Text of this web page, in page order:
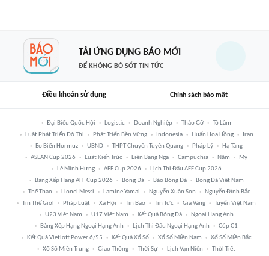
TẢI ỨNG DỤNG BÁO MỚI
ĐỂ KHÔNG BỎ SÓT TIN TỨC
Điều khoản sử dụng Chính sách bảo mật
Đại Biểu Quốc Hội Logistic Doanh Nghiệp Tháo Gỡ
Tô Lâm
Luật Phát Triển Đô Thị
Phát Triển Bền Vững Indonesia Huấn Hoa Hồng
Iran
Eo Biển Hormuz
UBND THPT Chuyên Tuyên Quang Pháp Lý
Hạ Tầng
ASEAN Cup 2026
Luật Kiến Trúc Liên Bang Nga Campuchia Năm
Mỹ
Lê Minh Hưng
AFF Cup 2026
Lịch Thi Đấu AFF Cup 2026
Bảng Xếp Hạng AFF Cup 2026
Bóng Đá Báo Bóng Đá
Bóng Đá Việt Nam
Thể Thao
Lionel Messi Lamine Yamal Nguyễn Xuân Son
Nguyễn Đình Bắc
Tin Thế Giới
Pháp Luật Xã Hội Tin Bão Tin Tức Giá Vàng
Tuyển Việt Nam
U23 Việt Nam
U17 Việt Nam Kết Quả Bóng Đá
Ngoại Hạng Anh
Bảng Xếp Hạng Ngoại Hạng Anh
Lịch Thi Đấu Ngoại Hạng Anh
Cúp C1
Kết Quả Vietlott Power 6/55
Kết Quả Xổ Số Xổ Số Miền Nam
Xổ Số Miền Bắc
Xổ Số Miền Trung
Giao Thông Thời Sự Lịch Vạn Niên Thời Tiết